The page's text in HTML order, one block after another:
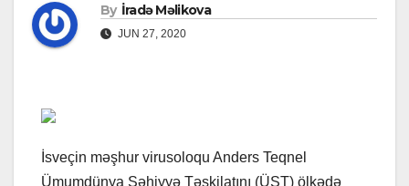
By İradə Məlikova
JUN 27, 2020
İsveçin məşhur virusoloqu Anders Teqnel
Ümumdünya Səhiyyə Təşkilatını (ÜST) ölkədə